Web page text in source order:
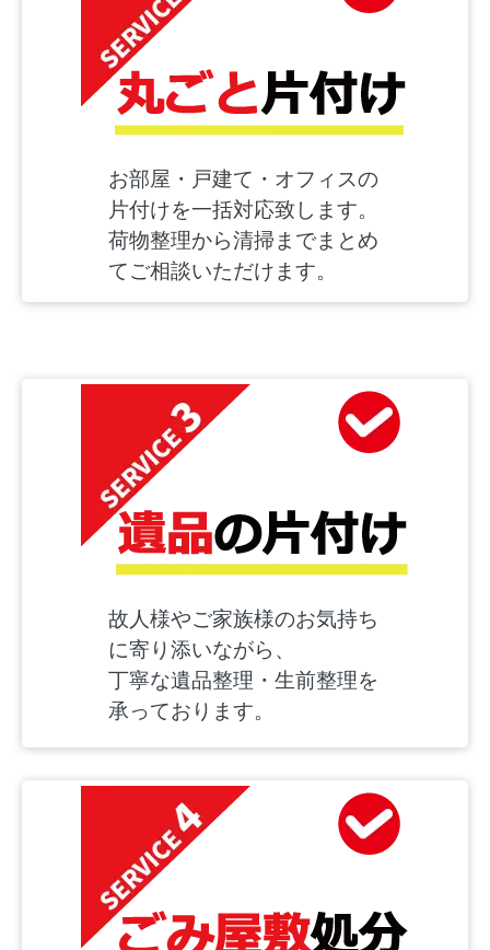
お部屋・戸建て・オフィスの
片付けを一括対応致します。
荷物整理から清掃までまとめ
てご相談いただけます。
故人様やご家族様のお気持ち
に寄り添いながら、
丁寧な遺品整理・生前整理を
承っております。